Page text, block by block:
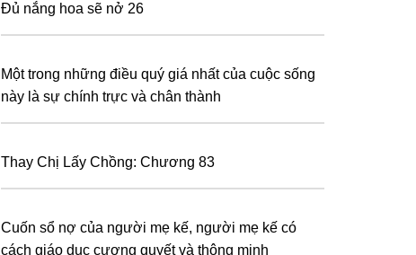
Đủ nắng hoa sẽ nở 26
Một trong những điều quý giá nhất của cuộc sống
này là sự chính trực và chân thành
Thay Chị Lấy Chồng: Chương 83
Cuốn sổ nợ của người mẹ kế, người mẹ kế có
cách giáo dục cương quyết và thông minh